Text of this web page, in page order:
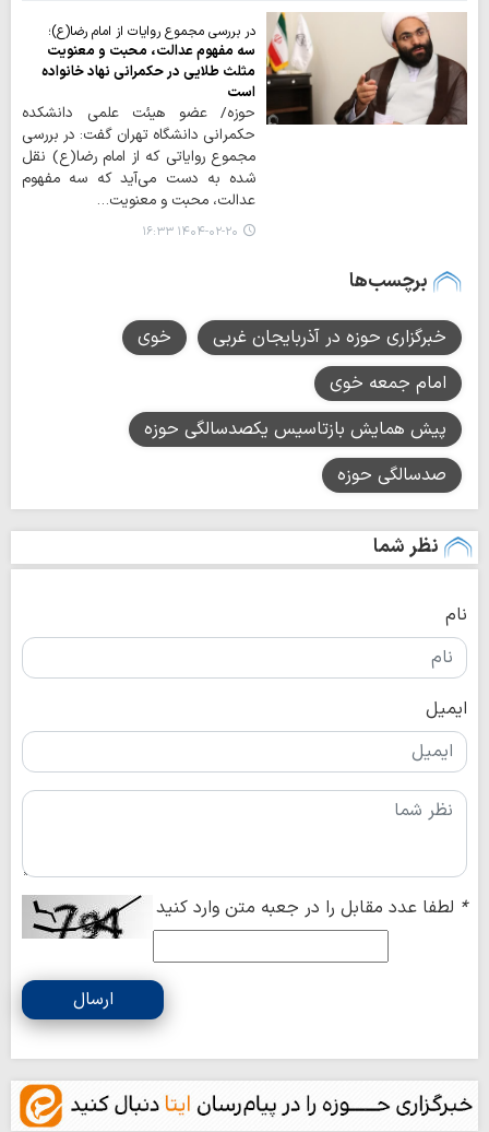
در بررسی مجموع روایات از امام رضا(ع)؛
سه مفهوم عدالت، محبت و معنویت
مثلث طلایی در حکمرانی نهاد خانواده
است
حوزه/ عضو هیئت علمی دانشکده
حکمرانی دانشگاه تهران گفت: در بررسی
مجموع روایاتی که از امام رضا(ع) نقل
شده به دست می‌آید که سه مفهوم
عدالت، محبت و معنویت…
۱۴۰۴-۰۲-۲۰ ۱۶:۳۳
برچسب‌ها
خبرگزاری حوزه در آذربایجان غربی
خوی
امام جمعه خوی
پیش همایش بازتاسیس یکصدسالگی حوزه
صدسالگی حوزه
نظر شما
نام
ایمیل
* لطفا عدد مقابل را در جعبه متن وارد کنید
ارسال